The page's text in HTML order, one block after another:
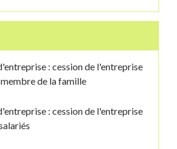
: cession de l'entreprise
de la famille
: cession de l'entreprise